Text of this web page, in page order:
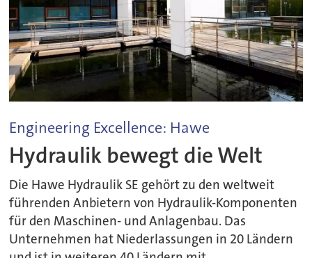
Engineering Excellence: Hawe
Hydraulik bewegt die Welt
Die Hawe Hydraulik SE gehört zu den weltweit
führenden Anbietern von Hydraulik-Komponenten
für den Maschinen- und Anlagenbau. Das
Unternehmen hat Niederlassungen in 20 Ländern